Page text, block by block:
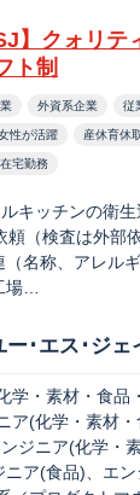
】クォリ
ト制
外資系企業 従
性が活躍 産休育休
宅勤務
キッチンの衛
（検査は外部
名称、アレル
場…
･エス･ジェ
学・素材・食品
ア(化学・素材
ジニア(化学・
ニア(食品)、エ